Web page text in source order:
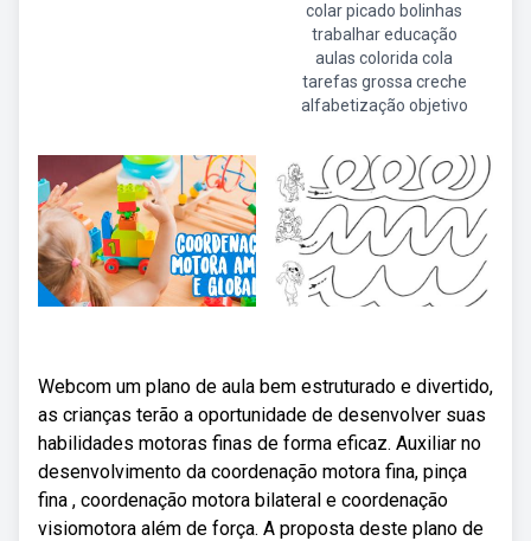
colar picado bolinhas
trabalhar educação
aulas colorida cola
tarefas grossa creche
alfabetização objetivo
Webcom um plano de aula bem estruturado e divertido,
as crianças terão a oportunidade de desenvolver suas
habilidades motoras finas de forma eficaz. Auxiliar no
desenvolvimento da coordenação motora fina, pinça
fina , coordenação motora bilateral e coordenação
visiomotora além de força. A proposta deste plano de